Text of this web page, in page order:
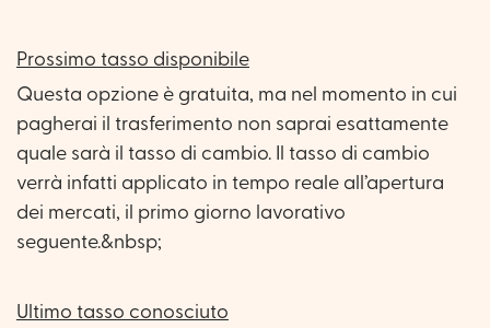
Prossimo tasso disponibile
Questa opzione è gratuita, ma nel momento in cui
pagherai il trasferimento non saprai esattamente
quale sarà il tasso di cambio. Il tasso di cambio
verrà infatti applicato in tempo reale all’apertura
dei mercati, il primo giorno lavorativo
seguente.&nbsp;
Ultimo tasso conosciuto